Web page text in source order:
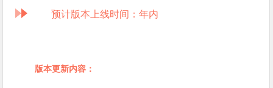
预计版本上线时间：年内
版本更新内容：